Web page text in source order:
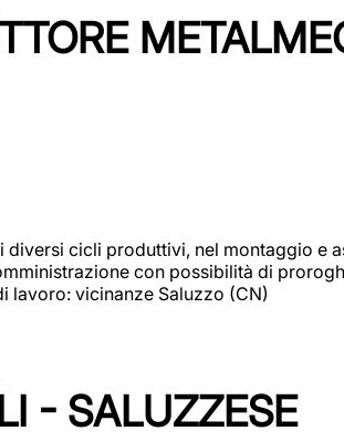
cicli produttivi, nel montaggio
con possibilità di
lavoro: vicinanze Saluzzo (CN)
- SALUZZESE